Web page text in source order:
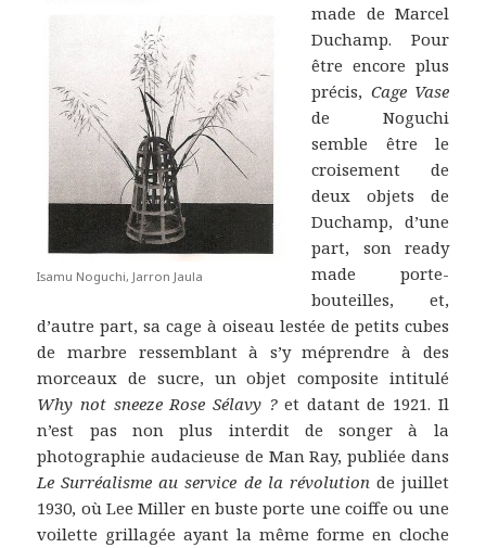
Isamu Noguchi, Jarron Jaula
made de Marcel
Duchamp. Pour
être encore plus
précis, Cage Vase
de Noguchi
semble être le
croisement de
deux objets de
Duchamp, d’une
part, son ready
made porte-
bouteilles, et,
d’autre part, sa cage à oiseau lestée de petits cubes
de marbre ressemblant à s’y méprendre à des
morceaux de sucre, un objet composite intitulé
Why not sneeze Rose Sélavy ?et datant de 1921. Il
n’est pas non plus interdit de songer à la
photographie audacieuse de Man Ray, publiée dans
Le Surréalisme au service de la révolution de juillet
1930, où Lee Miller en buste porte une coiffe ou une
voilette grillagée ayant la même forme en cloche